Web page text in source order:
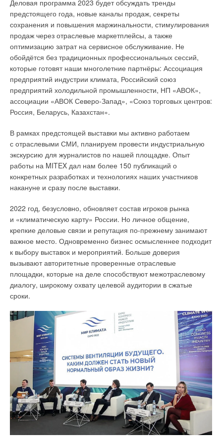
Деловая программа 2023 будет обсуждать тренды
предстоящего года, новые каналы продаж, секреты
сохранения и повышения маржинальности, стимулирования
продаж через отраслевые маркетплейсы, а также
оптимизацию затрат на сервисное обслуживание. Не
обойдётся без традиционных профессиональных сессий,
которые готовят наши многолетние партнёры: Ассоциация
предприятий индустрии климата, Российский союз
предприятий холодильной промышленности, НП «АВОК»,
ассоциации «АВОК Северо-Запад», «Союз торговых центров:
Россия, Беларусь, Казахстан».
В рамках предстоящей выставки мы активно работаем
с отраслевыми СМИ, планируем провести индустриальную
экскурсию для журналистов по нашей площадке. Опыт
работы на MITEX дал нам более 150 публикаций о
конкретных разработках и технологиях наших участников
накануне и сразу после выставки.
2022 год, безусловно, обновляет состав игроков рынка
и «климатическую карту» России. Но личное общение,
крепкие деловые связи и репутация по-прежнему занимают
важное место. Одновременно бизнес осмысленнее подходит
к выбору выставок и мероприятий. Больше доверия
вызывают авторитетные проверенные отраслевые
площадки, которые на деле способствуют межотраслевому
диалогу, широкому охвату целевой аудитории в сжатые
сроки.
7. Ни один приказ или постановление не будет выполняться
проектировщиком, пока его требования не будут включены
в нормативно-технические документы, используемые при
проектировании. В этом была одна из причин невыполнения
требований повышения энергетической эффективности
зданий в нашей стране. Поэтому с утверждением
рассматриваемого приказа Минстроя должны быть внесены
изменения в СП 50, исключив из него тексты, связанные
с задачей определения энергетической эффективности
зданий и расхода тепловой энергии на отопление
характеристика расхода тепловой энергии на отопление
и вентиляцию», раздела 10 «Требования к расходу тепловой
энергии на отопление и вентиляцию зданий», Приложения Г
«Расчёт удельной характеристики расхода тепловой энергии
на отопление и вентиляцию жилых и общественных зданий»
и Приложения Д «Форма для заполнения энергетического
8 . Включить требования повышения энергетической
эффективности зданий в отдельный свод правил или для
ускорения их реализации внести как очередные изменения
в близкий по содержанию СП 60.13330.2020 «Отопление,
вентиляция и кондиционирование воздуха» (далее — СП
60), изложенные в статье автора [9], вместе
с предложениями по дополнению Приложения А и другими
изменениями в тексте данного СП 60.
Предложения по изменению и дополнению
утверждённых ПП РФ от 27 мая 2022 года №963
«Изменений к Положению о составе разделов проектной
документации и требованиях к их содержанию…»
в части соблюдения требований
к энергоэффективности зданий и систем их
инженерного обеспечения
Эти изменения и дополнения вызваны тем, что из
предыдущей редакции «Состава разделов проектной
документации» был исключён п. 27-1, включающий раздел